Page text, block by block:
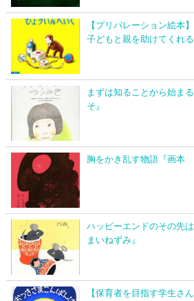
【プリパレーション絵本
子どもと親を助けてくれ
まずは知ることから始ま
そ』
胸をかき乱す物語『画本
ハッピーエンドのその先
まいねずみ』
【保育者を目指す学生さ